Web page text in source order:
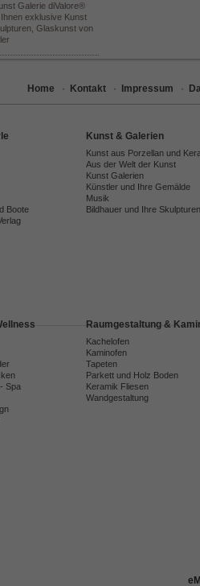
Galerie diValore®
Ihnen exklusive Kunst
Glaskunst von
Home · Kontakt · Impressum ·
Boote
Kunst & Galerien
Kunst aus Porzellan und
Aus der Welt der Kunst
Kunst Galerien
Künstler und Ihre Gemälde
Musik
Bildhauer und Ihre Skulpturen
Spa
Raumgestaltung &
Kachelofen
Kaminofen
Tapeten
Parkett und Holz Boden
Keramik Fliesen
Wandgestaltung